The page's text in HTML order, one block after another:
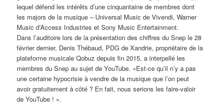
lequel défend les intérêts d’une cinquantaine de membres dont
les majors de la musique – Universal Music de Vivendi, Warner
Music d’Access Industries et Sony Music Entertainment.
Dans l’auditoire lors de la présentation des chiffres du Snep le 28
février dernier, Denis Thébaud, PDG de Xandrie, propriétaire de la
plateforme musicale Qobuz depuis fin 2015, a interpellé les
membres du Snep au sujet de YouTube. «Est-ce qu’il n’y a pas
une certaine hypocrisie à vendre de la musique que l’on peut
avoir gratuitement à côté ? En fait, nous serions les faire-valoir
de YouTube ! ».